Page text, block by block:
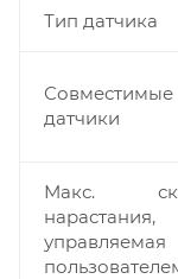
Тип датчика
Совместимые
датчики
Макс.
нарастания,
управляемая